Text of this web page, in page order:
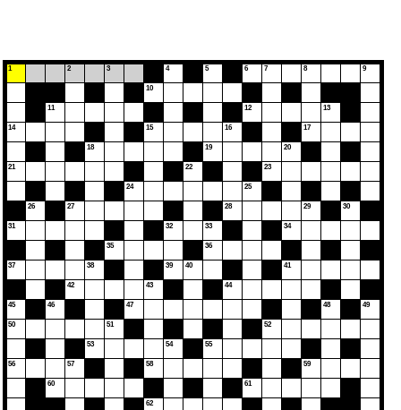
1
14
21
31
37
45
50
56
26
11
46
60
2
27
42
57
18
38
53
3
35
51
24
47
10
15
43
58
62
4
32
39
54
22
40
5
19
33
36
55
16
28
44
6
12
25
61
7
23
52
20
34
41
8
17
29
59
13
48
30
9
49